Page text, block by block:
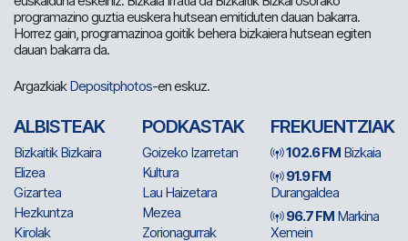
programazino guztia euskera hutsean emitiduten dauan bakarra.
Horrez gain, programazinoa goitik behera bizkaiera hutsean egiten
dauan bakarra da.
ArgazkiakDepositphotos-en eskuz.
ALBISTEAK
Bizkaitik Bizkaira
Elizea
Gizartea
Hezkuntza
Kirolak
PODKASTAK
Goizeko Izarretan
Kultura
Lau Haizetara
Mezea
Zorionagurrak
FREKUENTZIAK
102.6 FM Bizkaia
91.9 FM
Durangaldea
96.7 FM Markina
Xemein